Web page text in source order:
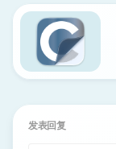
发表回复